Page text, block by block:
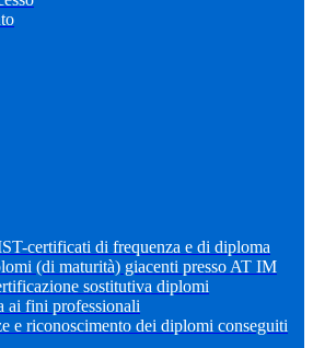
certificati di frequenza e di diploma
(di maturità) giacenti presso AT IM
sostitutiva diplomi
ai fini professionali
e riconoscimento dei diplomi conseguiti